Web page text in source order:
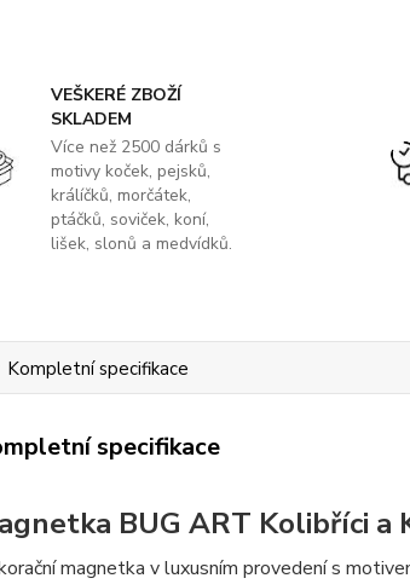
VEŠKERÉ ZBOŽÍ
SKLADEM
Více než 2500 dárků s
motivy koček, pejsků,
králíčků, morčátek,
ptáčků, soviček, koní,
lišek, slonů a medvídků.
Kompletní specifikace
specifikace
BUG ART Kolibříci a
magnetka v luxusním provedení s